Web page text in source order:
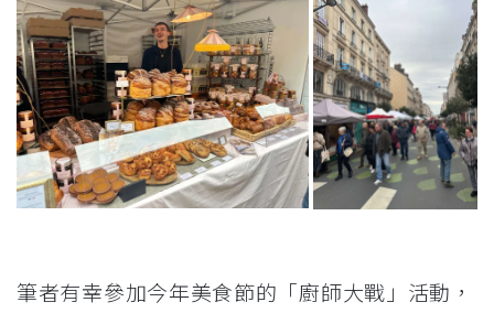
筆者有幸參加今年美食節的「廚師大戰」活動，